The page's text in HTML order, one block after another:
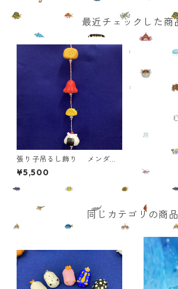
最近チェックした商
張り子吊るし飾り メンダコ
の小さなお弁当
¥5,500
同じカテゴリの商品